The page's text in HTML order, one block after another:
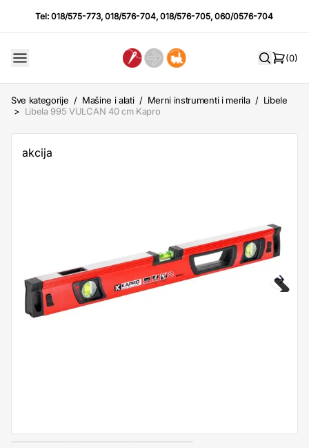
Tel:018/575-773,018/576-704,018/576-705,060/0576-704
(0)
Sve kategorije / Mašine i alati / Merni instrumenti i merila / Libele
> Libela 995 VULCAN 40 cm Kapro
akcija